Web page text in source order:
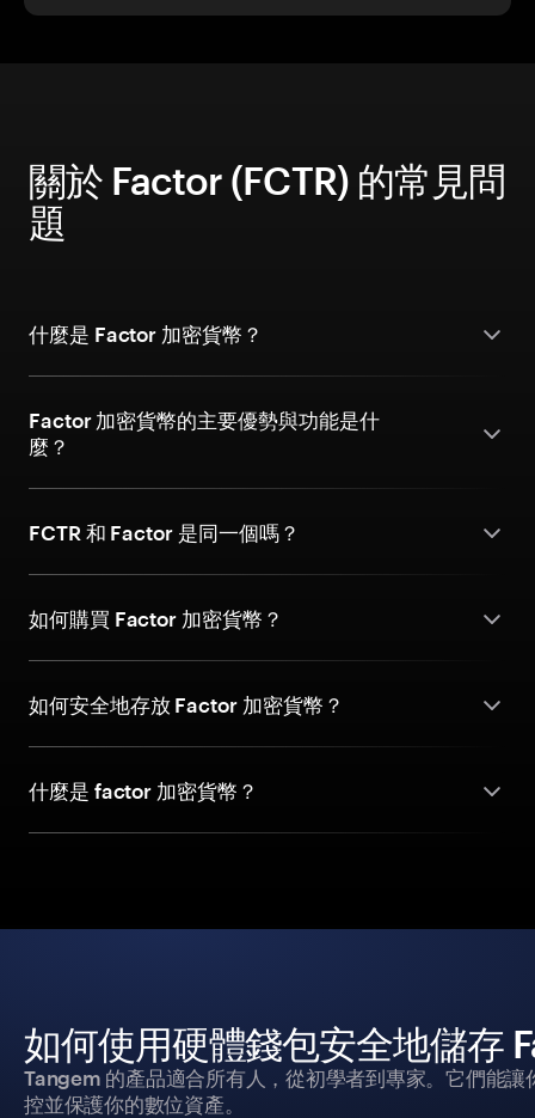
關於 Factor (FCTR) 的常見問
題
什麼是 Factor 加密貨幣？
Factor 加密貨幣的主要優勢與功能是什
麼？
FCTR 和 Factor 是同一個嗎？
如何購買 Factor 加密貨幣？
如何安全地存放 Factor 加密貨幣？
什麼是 factor 加密貨幣？
如何使用硬體錢包安全地儲存
Tangem 的產品適合所有人，從初學者到專家。它們能
控並保護你的數位資產。